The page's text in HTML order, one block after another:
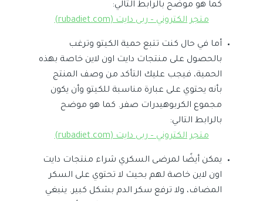
كما هو موضح بالرابط التالي:
متجر الكتروني – ربى دايت (rubadiet.com)
أما في حال كنت تتبع حمية الكيتو وترغب
بالحصول على منتجات دايت اون لاين خاصة بهذه
الحمية، فيجب عليك التأكد من وصف المنتج
بأنه يحتوي على عبارة مناسبة للكيتو وأن يكون
مجموع الكربوهيدرات صفر. كما هو موضح
بالرابط التالي:
متجر الكتروني – ربى دايت (rubadiet.com)
يمكن أيضًا لمرضى السكري شراء منتجات دايت
اون لاين خاصة لهم بحيث لا تحتوي على السكر
المضاف، ولا ترفع سكر الدم بشكل كبير. ينبغي